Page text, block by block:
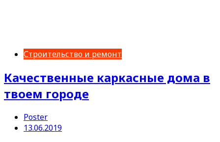
Строительство и ремонт
Качественные каркасные дома в
твоем городе
Poster
13.06.2019